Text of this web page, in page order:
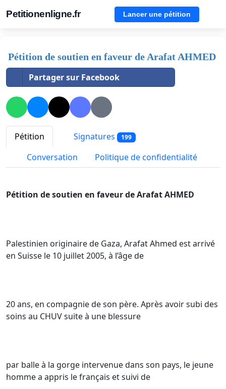
Petitionenligne.fr Lancer une pétition
Pétition de soutien en faveur de Arafat AHMED
Partager sur Facebook
Pétition Signatures 199
Conversation Politique de confidentialité
Pétition de soutien en faveur de Arafat AHMED
Palestinien originaire de Gaza, Arafat Ahmed est arrivé
en Suisse le 10 juillet 2005, à l’âge de
20 ans, en compagnie de son père. Après avoir subi des
soins au CHUV suite à une blessure
par balle à la gorge intervenue dans son pays, le jeune
homme a appris le français et suivi de